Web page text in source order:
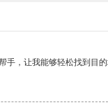
手，让我能够轻松找到目的